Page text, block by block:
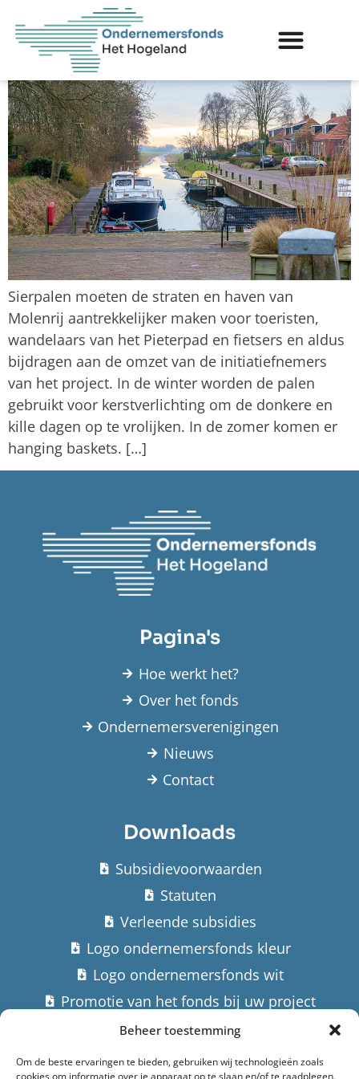
Beheer toestemming
Om de beste ervaringen te bieden, gebruiken wij technologieën zoals
cookies om informatie over je apparaat op te slaan en/of te raadplegen.
Sierpalen voor Molenrij
Sierpalen moeten de straten en haven van
Molenrij aantrekkelijker maken voor toeristen,
wandelaars van het Pieterpad en fietsers en aldus
bijdragen aan de omzet van de initiatiefnemers
van het project. In de winter worden de palen
gebruikt voor kerstverlichting om de donkere en
kille dagen op te vrolijken. In de zomer komen er
hanging baskets. […]
Pagina's
Hoe werkt het?
Over het fonds
Ondernemersverenigingen
Nieuws
Contact
Downloads
Subsidievoorwaarden
Statuten
Verleende subsidies
Logo ondernemersfonds kleur
Logo ondernemersfonds wit
Promotie van het fonds bij uw project
Contact